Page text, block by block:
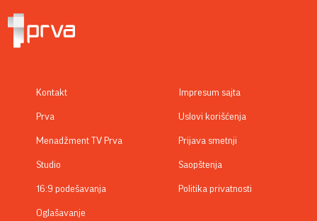
Kontakt
Prva
Menadžment TV Prva
Studio
16:9 podešavanja
Oglašavanje
Impresum sajta
Uslovi korišćenja
Prijava smetnji
Saopštenja
Politika privatnosti